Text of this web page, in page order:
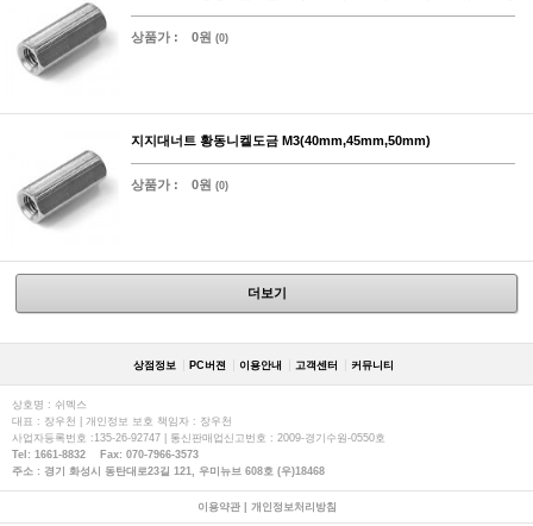
상품가 : 0원 (0)
지지대너트 황동니켈도금 M3(40mm,45mm,50mm)
상품가 : 0원 (0)
더보기
상점정보 PC버젼 이용안내 고객센터 커뮤니티
상호명 : 쉬멕스
대표 : 장우천 | 개인정보 보호 책임자 : 장우천
사업자등록번호 :135-26-92747 | 통신판매업신고번호 : 2009-경기수원-0550호
Tel: 1661-8832 Fax: 070-7966-3573
주소 : 경기 화성시 동탄대로23길 121, 우미뉴브 608호 (우)18468
이용약관| 개인정보처리방침